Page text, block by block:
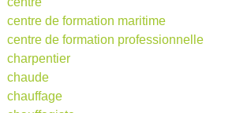
centre de formation maritime
centre de formation professionnelle
charpentier
chaude
chauffage